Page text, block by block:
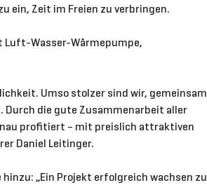
ein, Zeit im Freien zu verbringen.
Luft-Wasser-Wärmepumpe,
Umso stolzer sind wir, gemeinsam
Durch die gute Zusammenarbeit aller
profitiert – mit preislich attraktiven
Daniel Leitinger.
„Ein Projekt erfolgreich wachsen zu